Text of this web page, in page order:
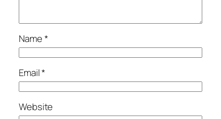
Name*
Email*
Website